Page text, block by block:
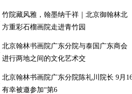
竹院藏风雅，翰墨纳千祥｜北京御翰林北
方重彩石榴画院走进青竹园
北京翰林书画院广东分院与泰国广东商会
进行两地之间的文化艺术交
北京翰林书画院广东分院陈礼川院长 9月
有幸被邀参加“第6